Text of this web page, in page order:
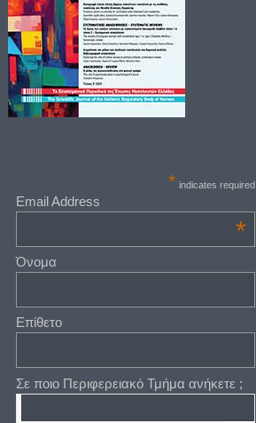
* indicates required
Email Address
*
Όνομα
Επίθετο
Σε ποιο Περιφερειακό Τμήμα ανήκετε ;